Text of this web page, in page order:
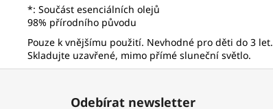
*: Součást esenciálních olejů
98% přírodního původu
Pouze k vnějšímu použití. Nevhodné pro děti do 3 let.
Skladujte uzavřené, mimo přímé sluneční světlo.
Z
Odebírat newsletter